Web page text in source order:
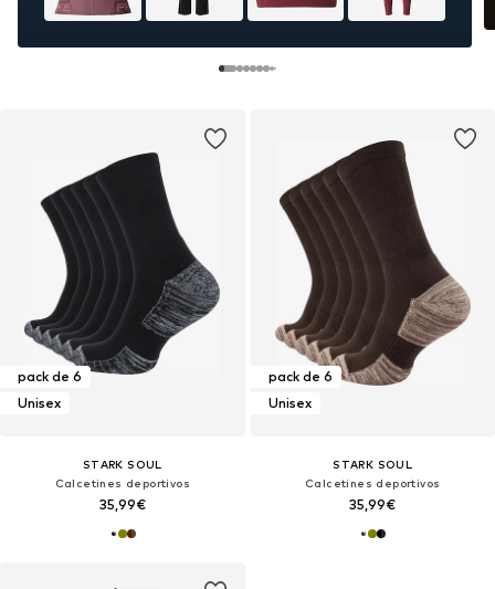
pack de 6
Unisex
STARK SOUL
Calcetines deportivos
35,99€
pack de 6
Unisex
STARK SOUL
Calcetines deportivos
35,99€